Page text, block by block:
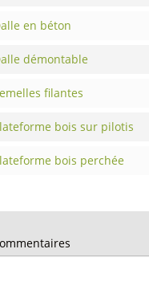
en béton
démontable
filantes
bois sur pilotis
bois perchée